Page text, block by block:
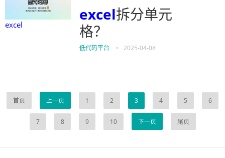
excel
excel拆分单元
格？
低代码平台 • 2025-04-08
首页 上一页 1 2 3 4 5 6
7 8 9 10 下一页 尾页